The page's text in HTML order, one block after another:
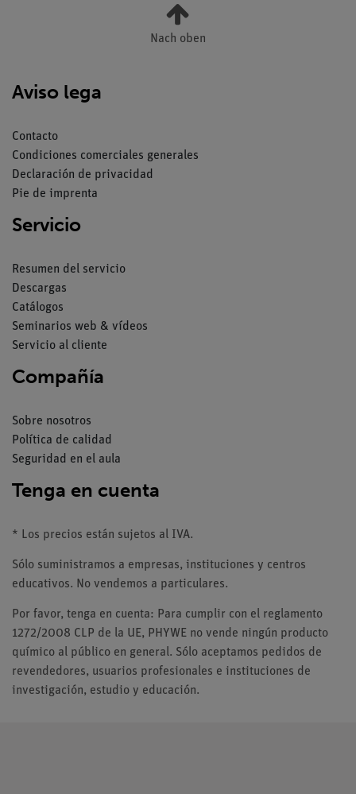
Nach oben
Aviso lega
Contacto
Condiciones comerciales generales
Declaración de privacidad
Pie de imprenta
Servicio
Resumen del servicio
Descargas
Catálogos
Seminarios web & vídeos
Servicio al cliente
Compañía
Sobre nosotros
Política de calidad
Seguridad en el aula
Tenga en cuenta
* Los precios están sujetos al IVA.
Sólo suministramos a empresas, instituciones y centros
educativos. No vendemos a particulares.
Por favor, tenga en cuenta: Para cumplir con el reglamento
1272/2008 CLP de la UE, PHYWE no vende ningún producto
químico al público en general. Sólo aceptamos pedidos de
revendedores, usuarios profesionales e instituciones de
investigación, estudio y educación.